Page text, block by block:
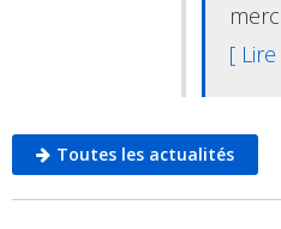
[
Toutes les actualités